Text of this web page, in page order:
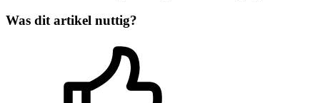
Was dit artikel nuttig?